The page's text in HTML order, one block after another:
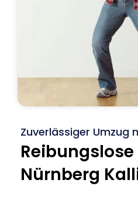
Zuverlässiger Umzug
Nürnberg